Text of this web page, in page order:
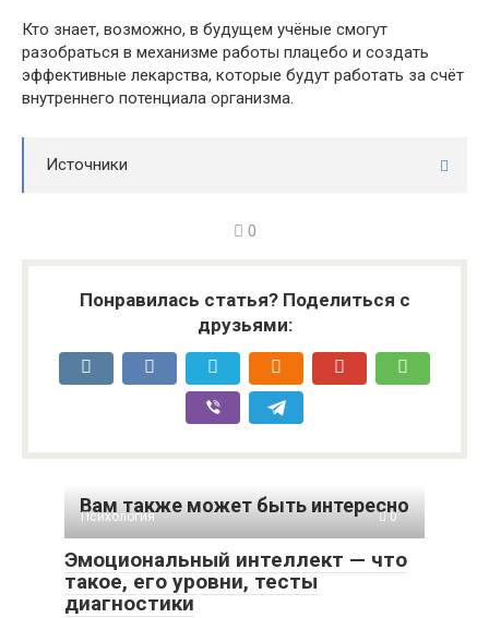
Кто знает, возможно, в будущем учёные смогут
разобраться в механизме работы плацебо и создать
эффективные лекарства, которые будут работать за счёт
внутреннего потенциала организма.
Источники
0
Понравилась статья? Поделиться с
друзьями:
Вам также может быть интересно
Психология 0
Эмоциональный интеллект — что
такое, его уровни, тесты
диагностики